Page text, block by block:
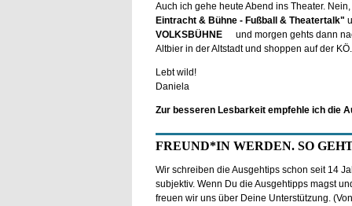
Auch ich gehe heute Abend ins Theater.
Eintracht & Bühne - Fußball & Theatertalk"
VOLKSBÜHNE und morgen gehts dann
Altbier in der Altstadt und shoppen auf der
Lebt wild!
Daniela
Zur besseren Lesbarkeit empfehle ich die
FREUND*IN WERDEN. SO
Wir schreiben die Ausgehtips schon seit 14
subjektiv. Wenn Du die Ausgehtipps magst
freuen wir uns über Deine Unterstützung.